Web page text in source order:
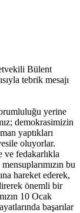
Bülent
tebrik mesajı
yerine
demokrasimizin
yaptıkları
oluyorlar.
ve fedakarlıkla
bu
hareket ederek,
önemli bir
10 Ocak
başarılar